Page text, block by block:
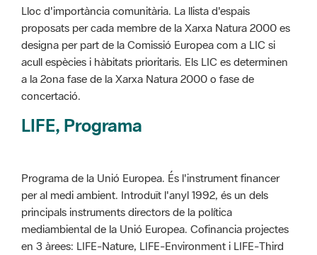
Lloc d'importància comunitària. La llista d'espais
proposats per cada membre de la Xarxa Natura 2000 es
designa per part de la Comissió Europea com a LIC si
acull espècies i hàbitats prioritaris. Els LIC es determinen
a la 2ona fase de la Xarxa Natura 2000 o fase de
concertació.
LIFE, Programa
Programa de la Unió Europea. És l'instrument financer
per al medi ambient. Introduït l'anyl 1992, és un dels
principals instruments directors de la política
mediambiental de la Unió Europea. Cofinancia projectes
en 3 àrees: LIFE-Nature, LIFE-Environment i LIFE-Third